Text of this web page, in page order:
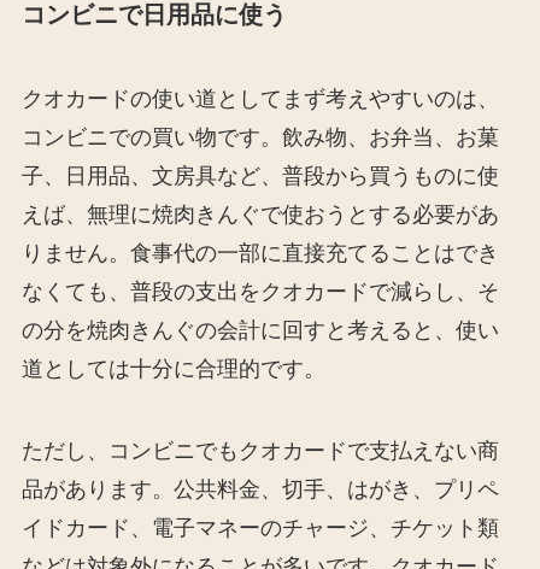
コンビニで日用品に使う
クオカードの使い道としてまず考えやすいのは、
コンビニでの買い物です。飲み物、お弁当、お菓
子、日用品、文房具など、普段から買うものに使
えば、無理に焼肉きんぐで使おうとする必要があ
りません。食事代の一部に直接充てることはでき
なくても、普段の支出をクオカードで減らし、そ
の分を焼肉きんぐの会計に回すと考えると、使い
道としては十分に合理的です。
ただし、コンビニでもクオカードで支払えない商
品があります。公共料金、切手、はがき、プリペ
イドカード、電子マネーのチャージ、チケット類